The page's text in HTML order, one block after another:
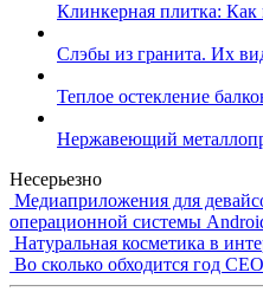
Клинкерная плитка:
Слэбы из гранита. Их
Теплое остекление
Нержавеющий
Несерьезно
Медиаприложения для
операционной системы
Натуральная косметика в
Во сколько обходится год